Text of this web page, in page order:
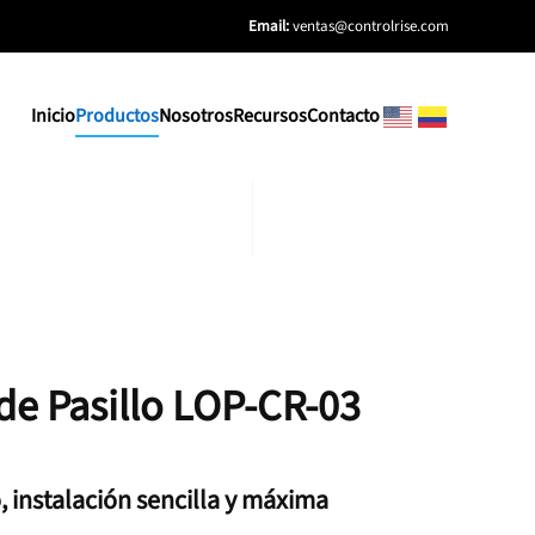
Email:ventas@controlrise.com
InicioProductosNosotrosRecursosContacto
Pasillo LOP-CR-03
instalación sencilla y máxima